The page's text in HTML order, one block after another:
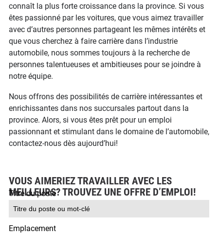
connaît la plus forte croissance dans la province. Si vous
êtes passionné par les voitures, que vous aimez travailler
avec d’autres personnes partageant les mêmes intérêts et
que vous cherchez à faire carrière dans l’industrie
automobile, nous sommes toujours à la recherche de
personnes talentueuses et ambitieuses pour se joindre à
notre équipe.
Nous offrons des possibilités de carrière intéressantes et
enrichissantes dans nos succursales partout dans la
province. Alors, si vous êtes prêt pour un emploi
passionnant et stimulant dans le domaine de l’automobile,
contactez-nous dès aujourd’hui!
VOUS AIMERIEZ TRAVAILLER AVEC LES
MEILLEURS? TROUVEZ UNE OFFRE D’EMPLOI!
Titre du poste
Emplacement